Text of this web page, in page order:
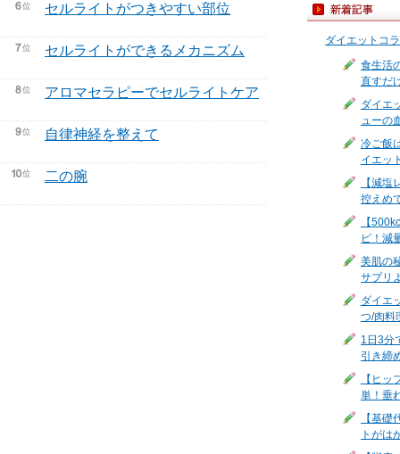
ダイエットコ
食生活
直すだ
ダイエ
ューの
冷ご飯
イエッ
【減
控えめ
【
ピ！減
美肌の
サプリ
ダイエ
つ/肉料
1日3分
引き締
【ヒ
単！垂
【基
トがは
セルライトがつきやすい部位
セルライトができるメカニズム
アロマセラピーでセルライトケア
自律神経を整えて
二の腕